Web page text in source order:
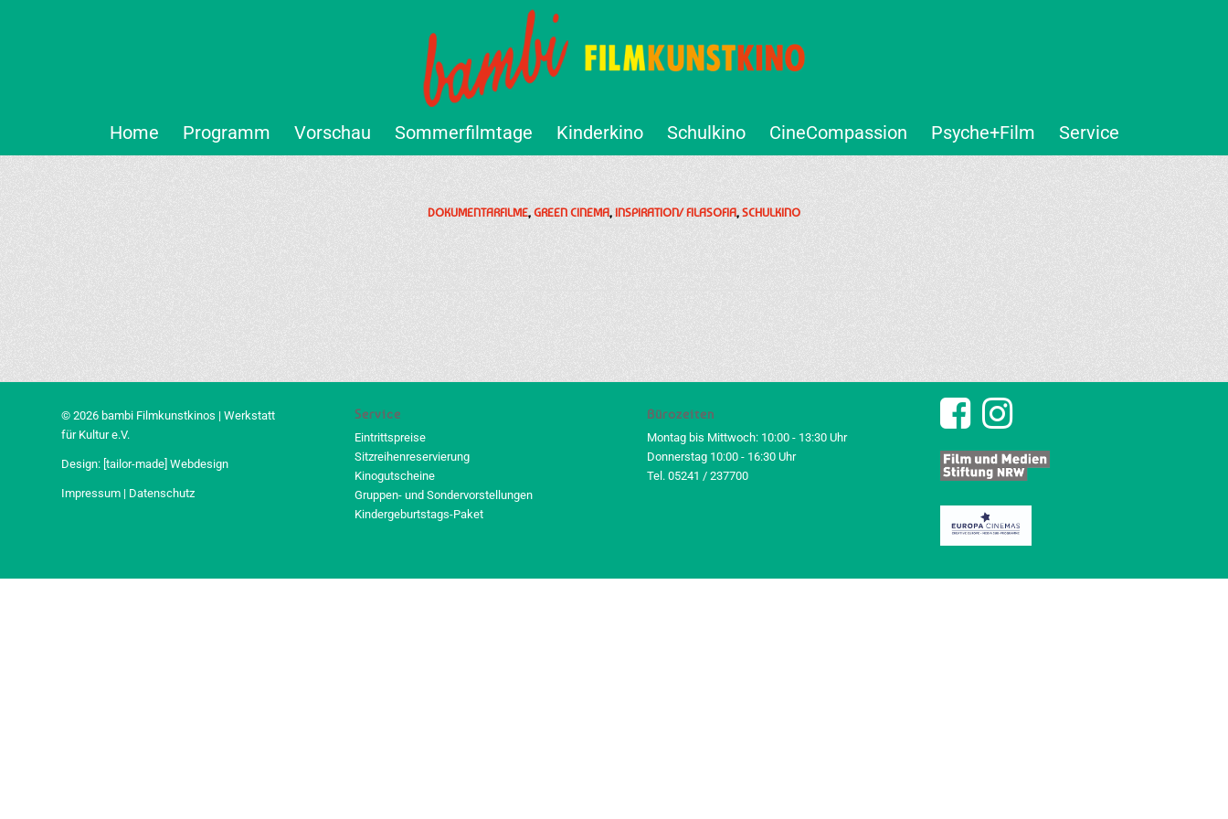
Home Programm Vorschau Sommerfilmtage Kinderkino Schulkino CineCompassion Psyche+Film Service
DOKUMENTARFILME,GREEN CINEMA, INSPIRATION/ FILASOFIA,SCHULKINO
© 2026 bambi Filmkunstkinos | Werkstatt
für Kultur e.V.
Design: [tailor-made] Webdesign
Impressum | Datenschutz
Service
Eintrittspreise
Sitzreihenreservierung
Kinogutscheine
Gruppen- und Sondervorstellungen
Kindergeburtstags-Paket
Bürozeiten
Montag bis Mittwoch: 10:00 - 13:30 Uhr
Donnerstag 10:00 - 16:30 Uhr
Tel. 05241 / 237700